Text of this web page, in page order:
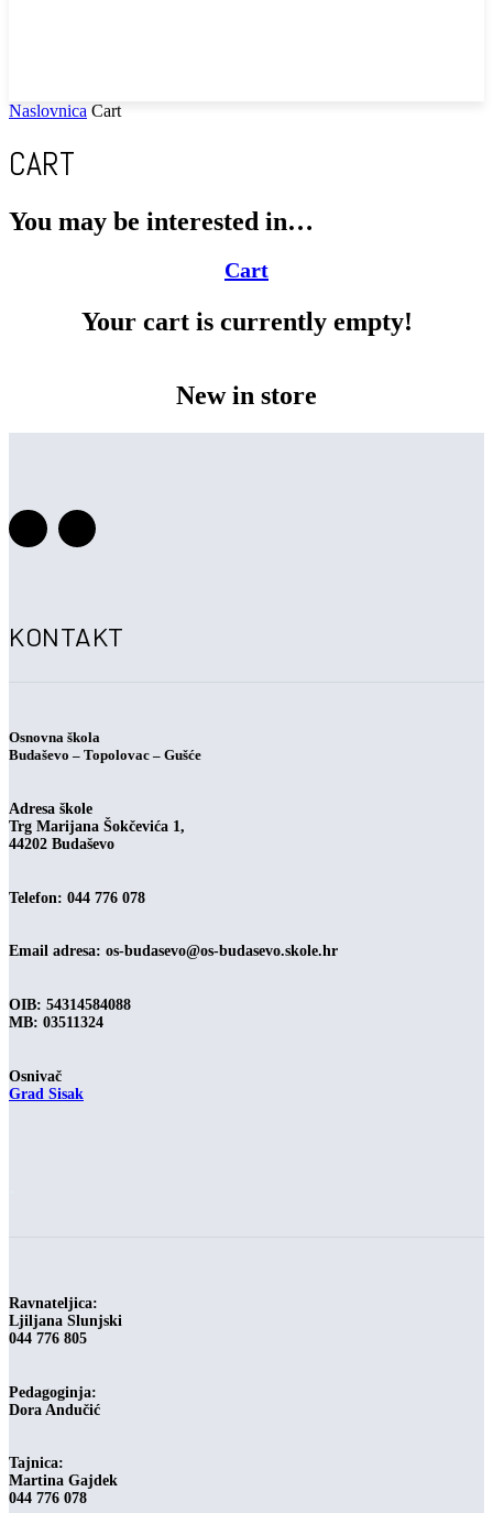
Naslovnica Cart
CART
You may be interested in…
Cart
Your cart is currently empty!
New in store
KONTAKT
Osnovna škola
Budaševo – Topolovac – Gušće
Adresa škole
Trg Marijana Šokčevića 1,
44202 Budaševo
Telefon: 044 776 078
Email adresa: os-budasevo@os-budasevo.skole.hr
OIB: 54314584088
MB: 03511324
Osnivač
Grad Sisak
Ravnateljica:
Ljiljana Slunjski
044 776 805
Pedagoginja:
Dora Andučić
Tajnica:
Martina Gajdek
044 776 078